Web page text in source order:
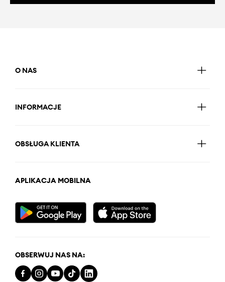
O NAS
INFORMACJE
OBSŁUGA KLIENTA
APLIKACJA MOBILNA
OBSERWUJ NAS NA: